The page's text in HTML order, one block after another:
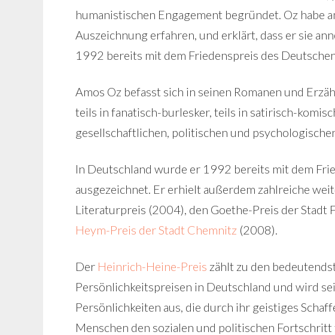
humanistischen Engagement begründet. Oz habe
Auszeichnung erfahren, und erklärt, dass er sie
1992 bereits mit dem Friedenspreis des
Amos Oz befasst sich in seinen Romanen und
teils in fanatisch-burlesker, teils in satirisch-
gesellschaftlichen, politischen und
In Deutschland wurde er 1992 bereits mit dem
ausgezeichnet. Er erhielt außerdem zahlreiche
Literaturpreis (2004), den Goethe-Preis der Stadt
Heym-Preis der Stadt Chemnitz (2008).
Der Heinrich-Heine-Preis zählt zu den
Persönlichkeitspreisen in Deutschland und wird
Persönlichkeiten aus, die durch ihr geistiges
Menschen den sozialen und politischen